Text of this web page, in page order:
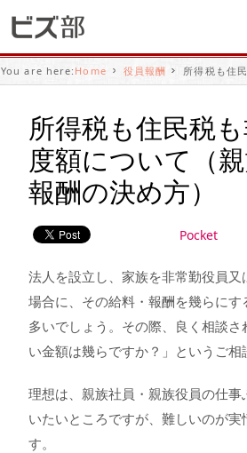
You are here: Home 役員報酬 所得税も住
所得税も住民税
度額について（
報酬の決め方）
Pocket
法人を設立し、家族を非常勤役員
場合に、その給料・報酬を幾らに
多いでしょう。その際、良く相談
い金額は幾らですか？」というご相
理想は、親族社員・親族役員の仕
いたいところですが、難しいのが
す。